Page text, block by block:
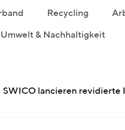
Recycling
Umwelt & Nachhaltigkeit
SWICO lancieren